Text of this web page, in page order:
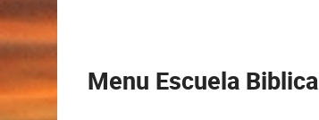
Menu Escuela Biblica